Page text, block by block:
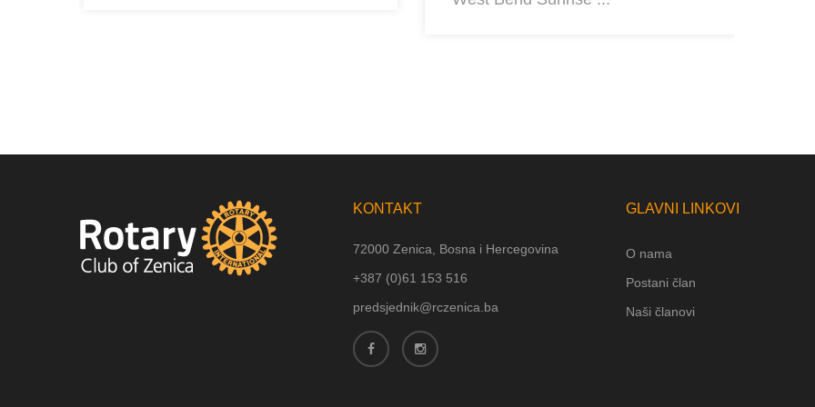
KONTAKT
72000 Zenica, Bosna i Hercegovina
+387 (0)61 153 516
predsjednik@rczenica.ba
GLAVNI LINKOVI
O nama
Postani član
Naši članovi